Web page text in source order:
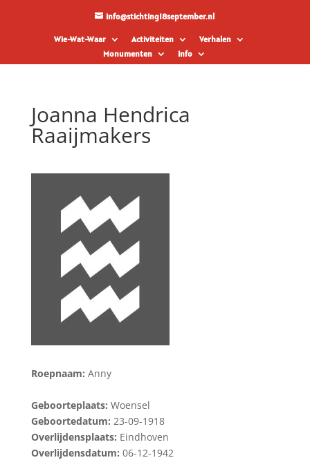
info@stichting18september.nl
Wie-Wat-Waar Activiteiten
Verhalen
Monumenten
Info
Joanna Hendrica
Raaijmakers
Roepnaam: Anny
Geboorteplaats: Woensel
Geboortedatum: 23-09-1918
Overlijdensplaats: Eindhoven
Overlijdensdatum: 06-12-1942